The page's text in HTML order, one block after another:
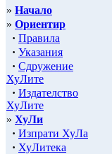
» Начало
» Ориентир
· Правила
· Указания
· Сдружение
ХуЛите
· Издателство
ХуЛите
» ХуЛи
· Изпрати ХуЛа
· ХуЛитека